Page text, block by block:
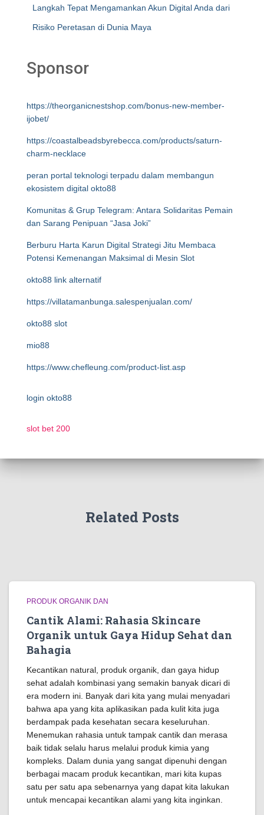
Langkah Tepat Mengamankan Akun Digital Anda dari
Risiko Peretasan di Dunia Maya
Sponsor
https://theorganicnestshop.com/bonus-new-member-
ijobet/
https://coastalbeadsbyrebecca.com/products/saturn-
charm-necklace
peran portal teknologi terpadu dalam membangun
ekosistem digital okto88
Komunitas & Grup Telegram: Antara Solidaritas Pemain
dan Sarang Penipuan “Jasa Joki”
Berburu Harta Karun Digital Strategi Jitu Membaca
Potensi Kemenangan Maksimal di Mesin Slot
okto88 link alternatif
https://villatamanbunga.salespenjualan.com/
okto88 slot
mio88
https://www.chefleung.com/product-list.asp
login okto88
slot bet 200
Related Posts
PRODUK ORGANIK DAN
Cantik Alami: Rahasia Skincare
Organik untuk Gaya Hidup Sehat dan
Bahagia
Kecantikan natural, produk organik, dan gaya hidup
sehat adalah kombinasi yang semakin banyak dicari di
era modern ini. Banyak dari kita yang mulai menyadari
bahwa apa yang kita aplikasikan pada kulit kita juga
berdampak pada kesehatan secara keseluruhan.
Menemukan rahasia untuk tampak cantik dan merasa
baik tidak selalu harus melalui produk kimia yang
kompleks. Dalam dunia yang sangat dipenuhi dengan
berbagai macam produk kecantikan, mari kita kupas
satu per satu apa sebenarnya yang dapat kita lakukan
untuk mencapai kecantikan alami yang kita inginkan.